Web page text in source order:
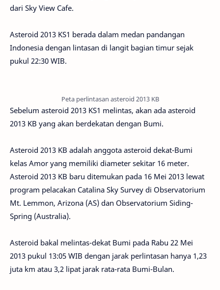
dari Sky View Cafe.
Asteroid 2013 KS1 berada dalam medan pandangan
Indonesia dengan lintasan di langit bagian timur sejak
pukul 22:30 WIB.
Peta perlintasan asteroid 2013 KB
Sebelum asteroid 2013 KS1 melintas, akan ada asteroid
2013 KB yang akan berdekatan dengan Bumi.
Asteroid 2013 KB adalah anggota asteroid dekat-Bumi
kelas Amor yang memiliki diameter sekitar 16 meter.
Asteroid 2013 KB baru ditemukan pada 16 Mei 2013 lewat
program pelacakan Catalina Sky Survey di Observatorium
Mt. Lemmon, Arizona (AS) dan Observatorium Siding-
Spring (Australia).
Asteroid bakal melintas-dekat Bumi pada Rabu 22 Mei
2013 pukul 13:05 WIB dengan jarak perlintasan hanya 1,23
juta km atau 3,2 lipat jarak rata-rata Bumi-Bulan.